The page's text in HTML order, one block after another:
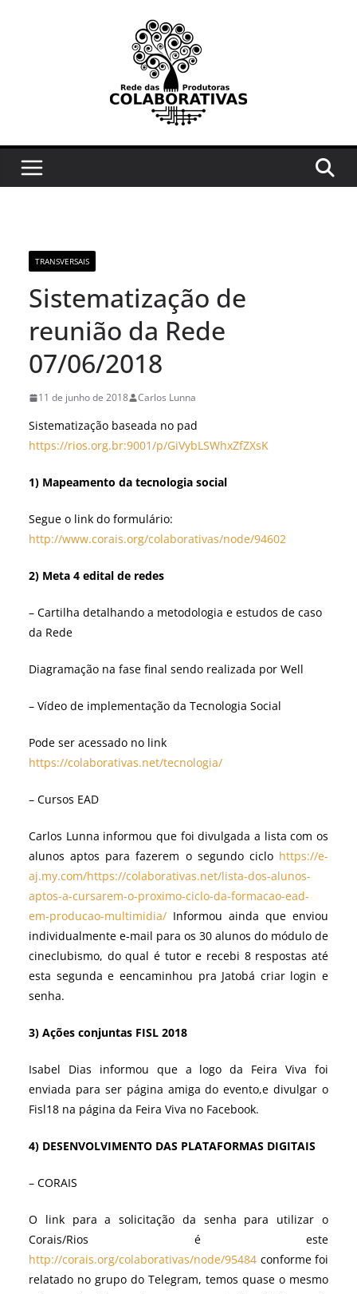
TRANSVERSAIS
Sistematização de
reunião da Rede
07/06/2018
11 de junho de 2018 Carlos Lunna
Sistematização baseada no pad
https://rios.org.br:9001/p/GiVybLSWhxZfZXsK
1) Mapeamento da tecnologia social
Segue o link do formulário:
http://www.corais.org/colaborativas/node/94602
2) Meta 4 edital de redes
– Cartilha detalhando a metodologia e estudos de caso
da Rede
Diagramação na fase final sendo realizada por Well
– Vídeo de implementação da Tecnologia Social
Pode ser acessado no link
https://colaborativas.net/tecnologia/
– Cursos EAD
Carlos Lunna informou que foi divulgada a lista com os
alunos aptos para fazerem o segundo ciclo https://e-
aj.my.com/https://colaborativas.net/lista-dos-alunos-
aptos-a-cursarem-o-proximo-ciclo-da-formacao-ead-
em-producao-multimidia/ Informou ainda que enviou
individualmente e-mail para os 30 alunos do módulo de
cineclubismo, do qual é tutor e recebi 8 respostas até
esta segunda e eencaminhou pra Jatobá criar login e
senha.
3) Ações conjuntas FISL 2018
Isabel Dias informou que a logo da Feira Viva foi
enviada para ser página amiga do evento,e divulgar o
Fisl18 na página da Feira Viva no Facebook.
4) DESENVOLVIMENTO DAS PLATAFORMAS DIGITAIS
– CORAIS
O link para a solicitação da senha para utilizar o
Corais/Rios é este
http://corais.org/colaborativas/node/95484 conforme foi
relatado no grupo do Telegram, temos quase o mesmo